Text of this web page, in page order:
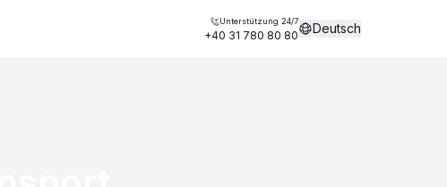
Unterstützung 24/7
+40 31 780 80 80 Deutsch